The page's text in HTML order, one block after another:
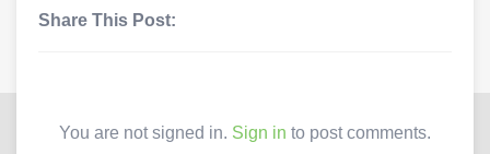
Share This Post:
You are not signed in. Sign in to post comments.